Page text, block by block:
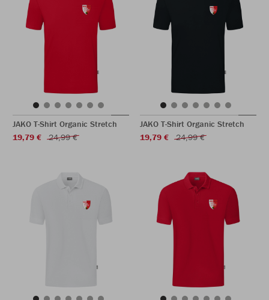
JAKO T-Shirt Organic Stretch
19,79 €
24,99 €
JAKO T-Shirt Organic Stretch
19,79 €
24,99 €